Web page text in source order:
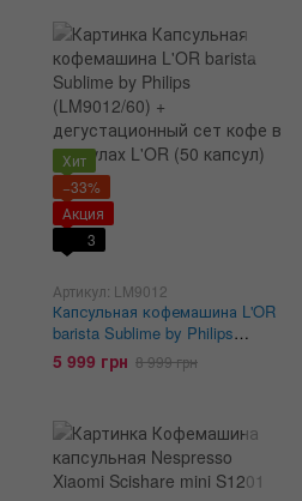
Хит
−33%
Акция
3
Артикул: LM9012
Капсульная кофемашина L'OR
barista Sublime by Philips
(LM9012/60) + дегустационный
сет кофе в капсулах L'OR (50
5 999 грн 8 999 грн